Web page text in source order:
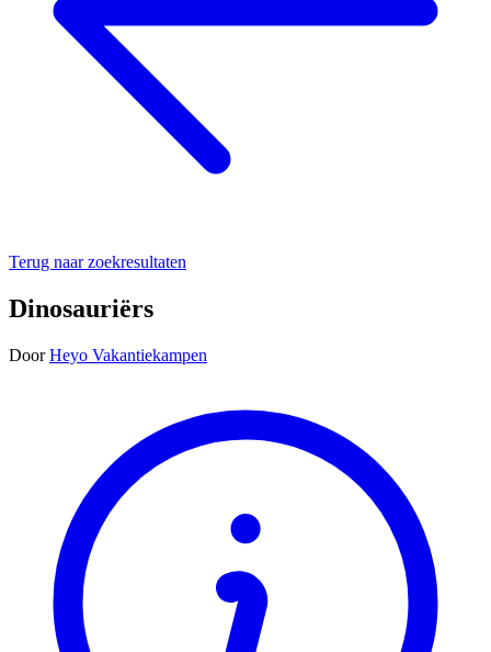
Terug naar zoekresultaten
Dinosauriërs
Door Heyo Vakantiekampen